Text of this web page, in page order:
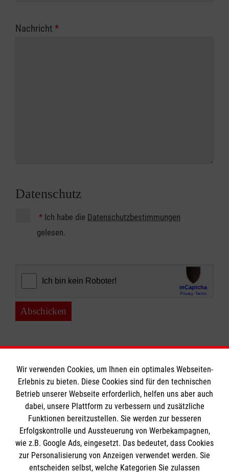
Nachricht *
Datenschutz
* Ich habe die Datenschutzbestimmungen
gelesen.
Abschicken
Informationen
Impressum
Datenschutz
Barrierefreiheit
Die Malteser
Wir verwenden Cookies, um Ihnen ein optimales Webseiten-
Erlebnis zu bieten. Diese Cookies sind für den technischen
Betrieb unserer Webseite erforderlich, helfen uns aber auch
dabei, unsere Plattform zu verbessern und zusätzliche
Funktionen bereitzustellen. Sie werden zur besseren
Erfolgskontrolle und Aussteuerung von Werbekampagnen,
wie z.B. Google Ads, eingesetzt. Das bedeutet, dass Cookies
zur Personalisierung von Anzeigen verwendet werden. Sie
entscheiden selbst, welche Kategorien Sie zulassen